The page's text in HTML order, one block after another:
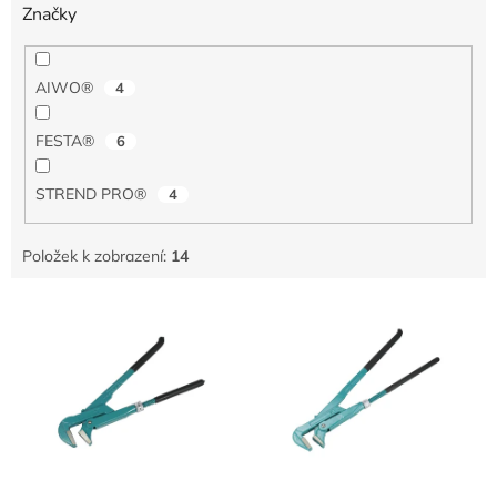
Značky
AIWO® 4
FESTA® 6
STREND PRO® 4
Položek k zobrazení: 14